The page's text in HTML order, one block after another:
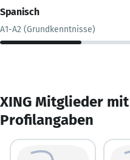
Spanisch
A1-A2 (Grundkenntnisse)
XING Mitglieder
Profilangaben